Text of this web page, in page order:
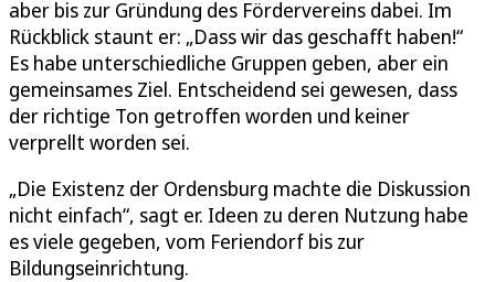
aber bis zur Gründung des Fördervereins dabei. Im
Rückblick staunt er: „Dass wir das geschafft haben!“
Es habe unterschiedliche Gruppen geben, aber ein
gemeinsames Ziel. Entscheidend sei gewesen, dass
der richtige Ton getroffen worden und keiner
verprellt worden sei.
„Die Existenz der Ordensburg machte die Diskussion
nicht einfach“, sagt er. Ideen zu deren Nutzung habe
es viele gegeben, vom Feriendorf bis zur
Bildungseinrichtung.